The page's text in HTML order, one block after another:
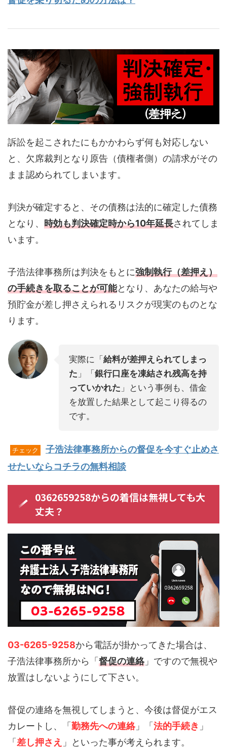
訴訟を起こされたにもかかわらず何も対応しない
と、欠席裁判となり原告（債権者側）の請求がその
まま認められてしまいます。
判決が確定すると、その債務は法的に確定した債務
となり、 時効も判決確定時から10年延長されてしま
います。
子浩法律事務所は判決をもとに強制執行（差押え）
の手続きを取ることが可能となり、あなたの給与や
預貯金が差し押さえられるリスクが現実のものとな
ります。
実際に「給料が差押えられてしまっ
た 」「銀行口座を凍結され残高を持
っていかれた 」という事例も、借金
を放置した結果として起こり得るの
です。
チェック
子浩法律事務所からの督促を今すぐ止めさ
せたいならコチラの無料相談
0362659258からの着信は無視しても大
丈夫？
03-6265-9258から電話が掛かってきた場合は、
子浩法律事務所から「 督促の連絡」ですので無視や
放置はしないようにして下さい。
督促の連絡を無視してしまうと、今後は督促がエス
カレートし、「 勤務先への連絡」「 法的手続き 」
「 差し押さえ 」といった事が考えられます。